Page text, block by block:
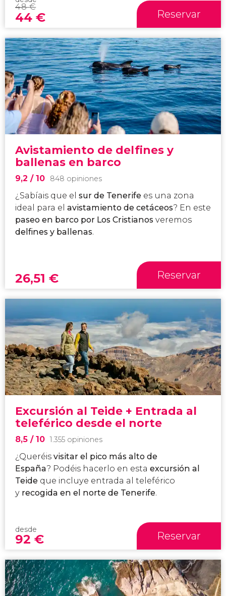
48€
44 € Reservar
Avistamiento de delfines y
ballenas en barco
9,2 / 10 848 opiniones
¿Sabíais que el sur de Tenerife es una zona
ideal para el avistamiento de cetáceos? En este
paseo en barco por Los Cristianos veremos
delfines y ballenas.
26,51 € Reservar
Excursión al Teide + Entrada al
teleférico desde el norte
8,5 / 10 1.355 opiniones
¿Queréis visitar el pico más alto de
España? Podéis hacerlo en esta excursión al
Teide que incluye entrada al teleférico
y recogida en el norte de Tenerife.
desde
92 € Reservar